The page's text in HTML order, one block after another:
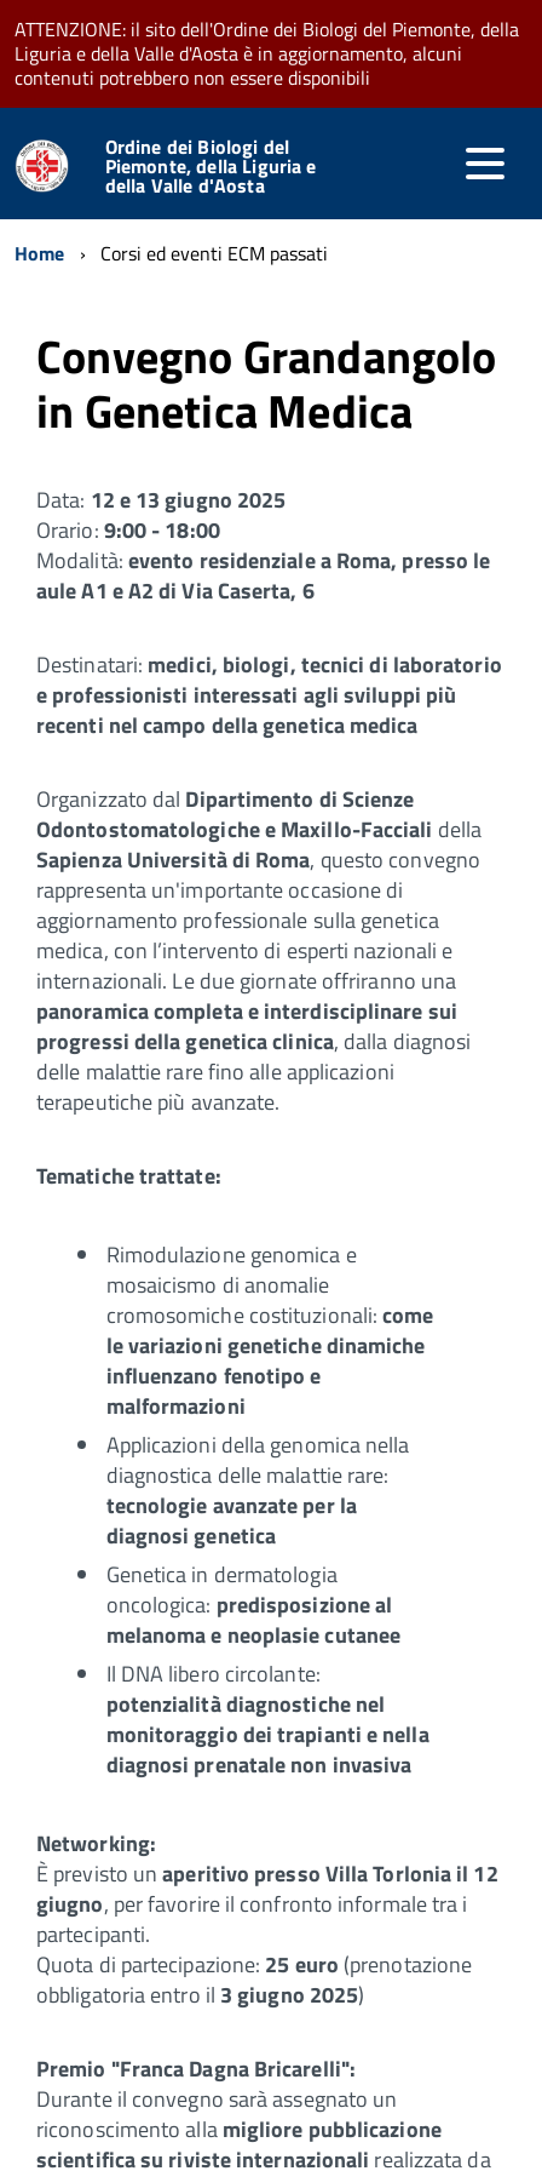
ATTENZIONE: il sito dell'Ordine dei Biologi del Piemonte, della
Liguria e della Valle d'Aosta è in aggiornamento, alcuni
contenuti potrebbero non essere disponibili
Ordine dei Biologi del
Piemonte, della Liguria e
della Valle d'Aosta
Home Corsi ed eventi ECM passati
Convegno Grandangolo
in Genetica Medica
Data: 12 e 13 giugno 2025
Orario:9:00 - 18:00
Modalità:evento residenziale a Roma, presso le
aule A1 e A2 di Via Caserta, 6
Destinatari: medici, biologi, tecnici di laboratorio
e professionisti interessati agli sviluppi più
recenti nel campo della genetica medica
Organizzato dal Dipartimento di Scienze
Odontostomatologiche e Maxillo-Facciali della
Sapienza Università di Roma, questo convegno
rappresenta un'importante occasione di
aggiornamento professionale sulla genetica
medica, con l’intervento di esperti nazionali e
internazionali. Le due giornate offriranno una
panoramica completa e interdisciplinare sui
progressi della genetica clinica, dalla diagnosi
delle malattie rare fino alle applicazioni
terapeutiche più avanzate.
Tematiche trattate:
Rimodulazione genomica e
mosaicismo di anomalie
cromosomiche costituzionali:come
le variazioni genetiche dinamiche
influenzano fenotipo e
malformazioni
Applicazioni della genomica nella
diagnostica delle malattie rare:
tecnologie avanzate per la
diagnosi genetica
Genetica in dermatologia
oncologica: predisposizione al
melanoma e neoplasie cutanee
Il DNA libero circolante:
potenzialità diagnostiche nel
monitoraggio dei trapianti e nella
diagnosi prenatale non invasiva
Networking:
È previsto unaperitivo presso Villa Torlonia il 12
giugno, per favorire il confronto informale tra i
partecipanti.
Quota di partecipazione: 25 euro (prenotazione
obbligatoria entro il 3 giugno 2025)
Premio "Franca Dagna Bricarelli":
Durante il convegno sarà assegnato un
riconoscimento allamigliore pubblicazione
scientifica su riviste internazionali realizzata da